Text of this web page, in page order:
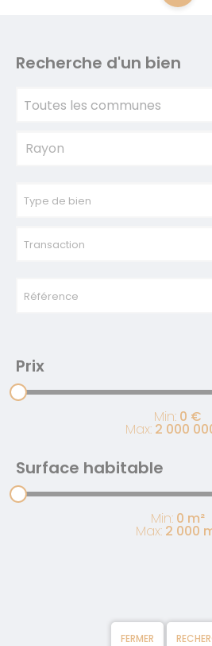
Recherche d'un bien
Toutes les communes
Type de bien
Transaction
Référence
Prix
Min: 0 €
Max: 2 000
Surface habitable
Min: 0 m²
Max: 2 000
FERMER